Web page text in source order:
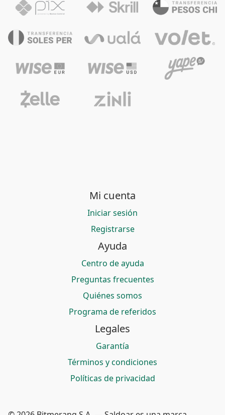
Mi cuenta
Iniciar sesión
Registrarse
Ayuda
Centro de ayuda
Preguntas frecuentes
Quiénes somos
Programa de referidos
Legales
Garantía
Términos y condiciones
Políticas de privacidad